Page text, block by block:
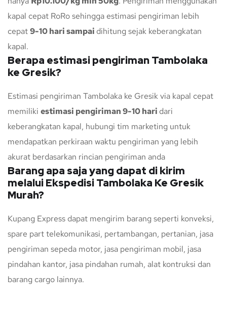
kapal cepat RoRo sehingga estimasi pengiriman lebih
cepat9-10 hari sampai dihitung sejak keberangkatan
kapal.
Berapa estimasi pengiriman Tambolaka
ke Gresik?
Estimasi pengiriman Tambolaka ke Gresik via kapal cepat
memiliki estimasi pengiriman 9-10 hari dari
keberangkatan kapal, hubungi tim marketing untuk
mendapatkan perkiraan waktu pengiriman yang lebih
akurat berdasarkan rincian pengiriman anda
Barang apa saja yang dapat di kirim
melalui Ekspedisi Tambolaka Ke Gresik
Murah?
Kupang Express dapat mengirim barang seperti konveksi,
spare part telekomunikasi, pertambangan, pertanian, jasa
pengiriman sepeda motor, jasa pengiriman mobil, jasa
pindahan kantor, jasa pindahan rumah, alat kontruksi dan
barang cargo lainnya.